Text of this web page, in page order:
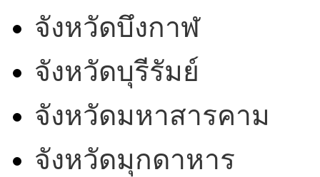
จังหวัดบึงกาฬ
จังหวัดบุรีรัมย์
จังหวัดมหาสารคาม
จังหวัดมุกดาหาร